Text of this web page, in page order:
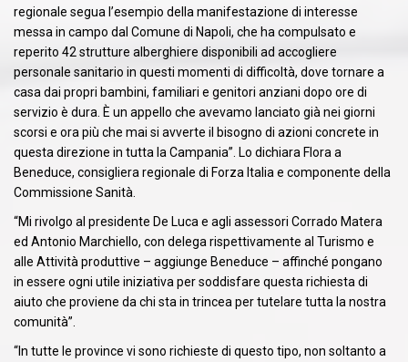
regionale segua l’esempio della manifestazione di interesse
messa in campo dal Comune di Napoli, che ha compulsato e
reperito 42 strutture alberghiere disponibili ad accogliere
personale sanitario in questi momenti di difficoltà, dove tornare a
casa dai propri bambini, familiari e genitori anziani dopo ore di
servizio è dura. È un appello che avevamo lanciato già nei giorni
scorsi e ora più che mai si avverte il bisogno di azioni concrete in
questa direzione in tutta la Campania”. Lo dichiara Flora a
Beneduce, consigliera regionale di Forza Italia e componente della
Commissione Sanità.
“Mi rivolgo al presidente De Luca e agli assessori Corrado Matera
ed Antonio Marchiello, con delega rispettivamente al Turismo e
alle Attività produttive – aggiunge Beneduce – affinché pongano
in essere ogni utile iniziativa per soddisfare questa richiesta di
aiuto che proviene da chi sta in trincea per tutelare tutta la nostra
comunità”.
“In tutte le province vi sono richieste di questo tipo, non soltanto a